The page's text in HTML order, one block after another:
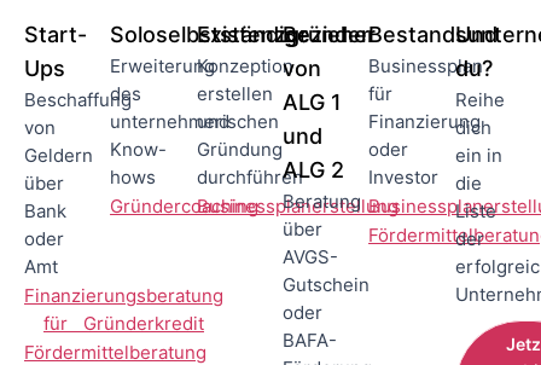
Start-
Ups
Beschaffung
von
Geldern
über
Bank
oder
Amt
Finanzierungsberatung
für Gründerkredit
Fördermittelberatung
Soloselbstständige
Erweiterung
des
unternehmerischen
Know-
hows
Gründercoaching
Existenzgründer
Konzeption
erstellen
und
Gründung
durchführen
Businessplanerstellung
Bezieher
von
ALG 1
und
ALG 2
Beratung
über
AVGS-
Gutschein
oder
BAFA-
Businessplan
für
Finanzierung
oder
Investor
Und
du?
Reihe
dich
ein in
die
Liste
der